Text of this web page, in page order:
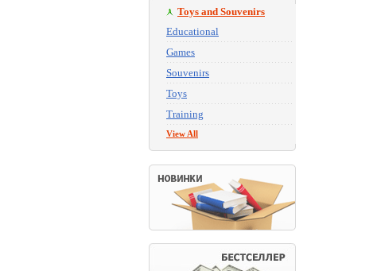
Toys and Souvenirs
Educational
Games
Souvenirs
Toys
Training
View All